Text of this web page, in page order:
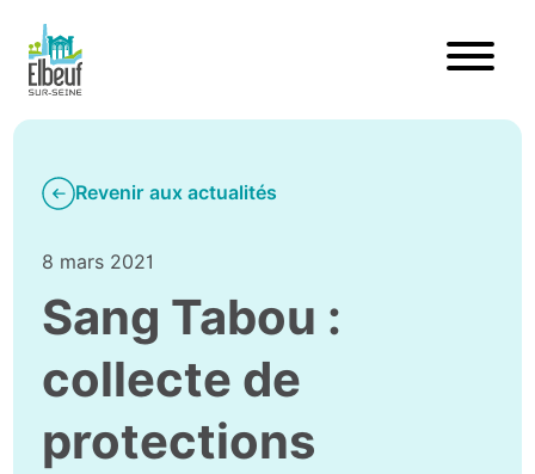
Revenir aux actualités
8 mars 2021
Sang Tabou :
collecte de
protections